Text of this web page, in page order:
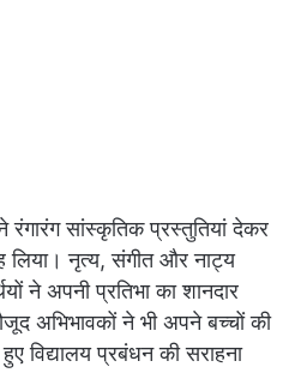
ने रंगारंग सांस्कृतिक प्रस्तुतियां देकर
लिया। नृत्य, संगीत और नाट्य
ने अपनी प्रतिभा का शानदार
अभिभावकों ने भी अपने बच्चों की
विद्यालय प्रबंधन की सराहना